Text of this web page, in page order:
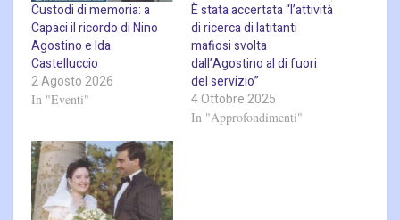
Custodi di memoria: a
Capaci il ricordo di Nino
Agostino e Ida
Castelluccio
2 Agosto 2026
In "Eventi"
È stata accertata “l’attività
di ricerca di latitanti
mafiosi svolta
dall’Agostino al di fuori
del servizio”
4 Ottobre 2025
In "Approfondimenti"